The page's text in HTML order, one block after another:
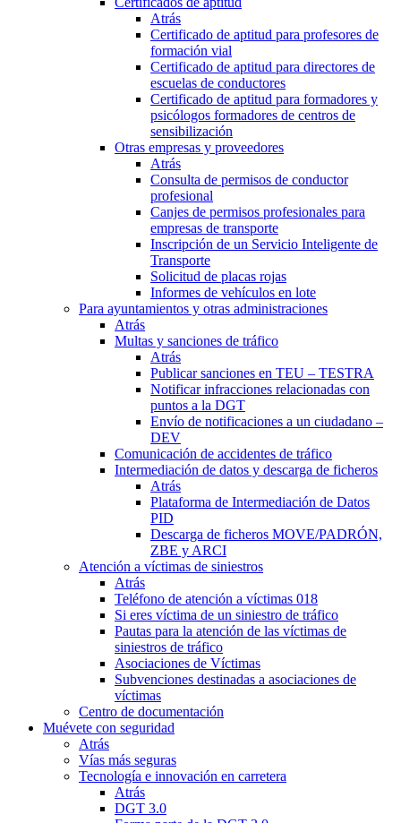
Atrás
Certificado de aptitud para profesores de
formación vial
Certificado de aptitud para directores de
escuelas de conductores
Certificado de aptitud para formadores y
psicólogos formadores de centros de
sensibilización
Otras empresas y proveedores
Atrás
Consulta de permisos de conductor
profesional
Canjes de permisos profesionales para
empresas de transporte
Inscripción de un Servicio Inteligente de
Transporte
Solicitud de placas rojas
Informes de vehículos en lote
Para ayuntamientos y otras administraciones
Atrás
Multas y sanciones de tráfico
Atrás
Publicar sanciones en TEU – TESTRA
Notificar infracciones relacionadas con
puntos a la DGT
Envío de notificaciones a un ciudadano –
DEV
Comunicación de accidentes de tráfico
Intermediación de datos y descarga de ficheros
Atrás
Plataforma de Intermediación de Datos
PID
Descarga de ficheros MOVE/PADRÓN,
ZBE y ARCI
Atención a víctimas de siniestros
Atrás
Teléfono de atención a víctimas 018
Si eres víctima de un siniestro de tráfico
Pautas para la atención de las víctimas de
siniestros de tráfico
Asociaciones de Víctimas
Subvenciones destinadas a asociaciones de
víctimas
Centro de documentación
Muévete con seguridad
Atrás
Vías más seguras
Tecnología e innovación en carretera
Atrás
DGT 3.0